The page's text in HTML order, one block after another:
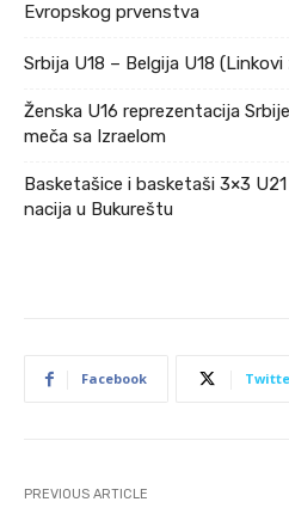
Evropskog prvenstva
Srbija U18 – Belgija U18
Ženska U16 reprezentacija
meča sa Izraelom
Basketašice i basketaši 3×3
nacija u Bukureštu
Facebook
PREVIOUS ARTICLE